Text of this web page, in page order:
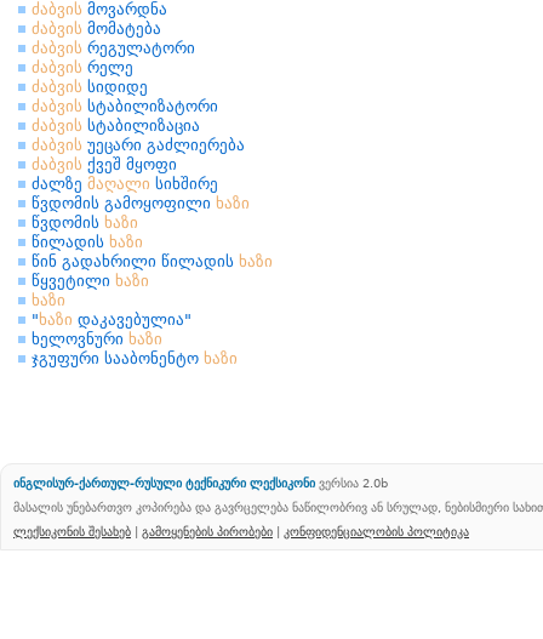
ძაბვის მოვარდნა
ძაბვის მომატება
ძაბვის რეგულატორი
ძაბვის რელე
ძაბვის სიდიდე
ძაბვის სტაბილიზატორი
ძაბვის სტაბილიზაცია
ძაბვის უეცარი გაძლიერება
ძაბვის ქვეშ მყოფი
ძალზე მაღალი სიხშირე
წვდომის გამოყოფილი ხაზი
წვდომის ხაზი
წილადის ხაზი
წინ გადახრილი წილადის ხაზი
წყვეტილი ხაზი
ხაზი
"ხაზი დაკავებულია"
ხელოვნური ხაზი
ჯგუფური სააბონენტო ხაზი
ინგლისურ-ქართულ-რუსული ტექნიკური ლექსიკონი ვერსია 2.0b
მასალის უნებართვო კოპირება და გავრცელება ნაწილობრივ ან სრულად, ნებისმიერი
ლექსიკონის შესახებ | გამოყენების პირობები | კონფიდენციალობის პოლიტიკა